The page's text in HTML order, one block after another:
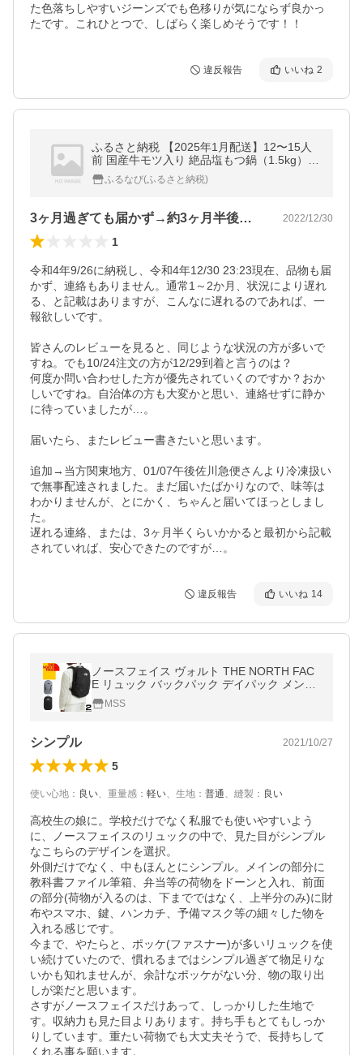
た色落ちしやすいジーンズでも色移りが気にならず良かっ
たです。これひとつで、しばらく楽しめそうです！！
違反報告 いいね 2
ふるさと納税 【2025年1月配送】12〜15人
前 国産牛モツ入り 絶品塩もつ鍋（1.5kg）
佐賀県上峰町
ふるなび(ふるさと納税)
3ヶ月過ぎても届かず→約3ヶ月半後に到着 2022/12/30
1
令和4年9/26に納税し、令和4年12/30 23:23現在、品物も届
かず、連絡もありません。通常1～2か月、状況により遅れ
る、と記載はありますが、こんなに遅れるのであれば、一
報欲しいです。
皆さんのレビューを見ると、同じような状況の方が多いで
すね。でも10/24注文の方が12/29到着と言うのは？
何度か問い合わせした方が優先されていくのですか？おか
しいですね。自治体の方も大変かと思い、連絡せずに静か
に待っていましたが…。
届いたら、またレビュー書きたいと思います。
追加→当方関東地方、01/07午後佐川急便さんより冷凍扱い
で無事配達されました。まだ届いたばかりなので、味等は
わかりませんが、とにかく、ちゃんと届いてほっとしまし
た。
遅れる連絡、または、3ヶ月半くらいかかると最初から記載
されていれば、安心できたのですが…。
違反報告 いいね 14
ノースフェイス ヴォルト THE NORTH FAC
E リュック バックパック デイパック メンズ
レディース 27L 大容量 通勤 通学 ブランド
プレゼント 黒色 ブラック
MSS
シンプル 2021/10/27
5
使い心地 ： 良い、 重量感 ： 軽い、 生地 ： 普通、 縫製 ： 良い
高校生の娘に。学校だけでなく私服でも使いやすいよう
に、ノースフェイスのリュックの中で、見た目がシンプル
なこちらのデザインを選択。
外側だけでなく、中もほんとにシンプル。メインの部分に
教科書ファイル筆箱、弁当等の荷物をドーンと入れ、前面
の部分(荷物が入るのは、下までではなく、上半分のみ)に財
布やスマホ、鍵、ハンカチ、予備マスク等の細々した物を
入れる感じです。
今まで、やたらと、ポッケ(ファスナー)が多いリュックを使
い続けていたので、慣れるまではシンプル過ぎて物足りな
いかも知れませんが、余計なポッケがない分、物の取り出
しが楽だと思います。
さすがノースフェイスだけあって、しっかりした生地で
す。収納力も見た目よりあります。持ち手もとてもしっか
りしています。重たい荷物でも大丈夫そうで、長持ちして
くれる事を願います。